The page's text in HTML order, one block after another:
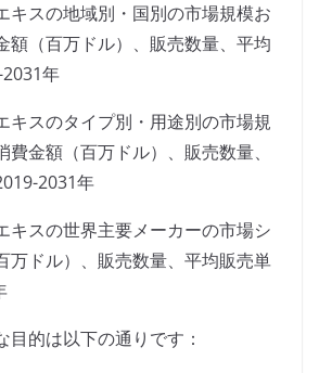
キスの地域別・国別の市場規模お
額（百万ドル）、販売数量、平均
年
キスのタイプ別・用途別の市場規
金額（百万ドル）、販売数量、
2031年
キスの世界主要メーカーの市場シ
万ドル）、販売数量、平均販売単
目的は以下の通りです：